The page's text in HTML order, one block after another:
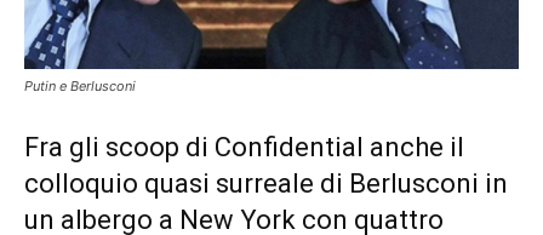
Putin e Berlusconi
Fra gli scoop di Confidential anche il
colloquio quasi surreale di Berlusconi in
un albergo a New York con quattro